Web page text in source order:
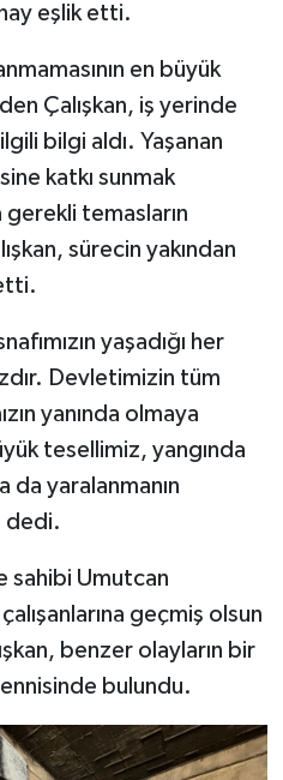
eşlik etti.
en büyük
Çalışkan, iş yerinde
bilgi aldı. Yaşanan
katkı sunmak
gerekli temasların
sürecin yakından
yaşadığı her
Devletimizin tüm
yanında olmaya
tesellimiz, yangında
da yaralanmanın
dedi.
sahibi Umutcan
geçmiş olsun
benzer olayların bir
bulundu.